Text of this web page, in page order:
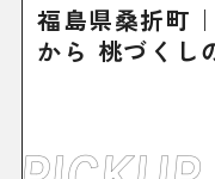
福島県桑折町
から 桃づくし